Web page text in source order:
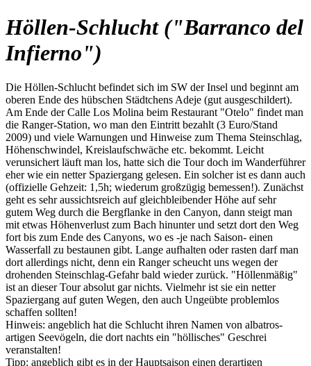
Höllen-Schlucht ("Barranco del
Infierno")
Die Höllen-Schlucht befindet sich im SW der Insel und beginnt am
oberen Ende des hübschen Städtchens Adeje (gut ausgeschildert).
Am Ende der Calle Los Molina beim Restaurant "Otelo" findet man
die Ranger-Station, wo man den Eintritt bezahlt (3 Euro/Stand
2009) und viele Warnungen und Hinweise zum Thema Steinschlag,
Höhenschwindel, Kreislaufschwäche etc. bekommt. Leicht
verunsichert läuft man los, hatte sich die Tour doch im Wanderführer
eher wie ein netter Spaziergang gelesen. Ein solcher ist es dann auch
(offizielle Gehzeit: 1,5h; wiederum großzügig bemessen!). Zunächst
geht es sehr aussichtsreich auf gleichbleibender Höhe auf sehr
gutem Weg durch die Bergflanke in den Canyon, dann steigt man
mit etwas Höhenverlust zum Bach hinunter und setzt dort den Weg
fort bis zum Ende des Canyons, wo es -je nach Saison- einen
Wasserfall zu bestaunen gibt. Lange aufhalten oder rasten darf man
dort allerdings nicht, denn ein Ranger scheucht uns wegen der
drohenden Steinschlag-Gefahr bald wieder zurück. "Höllenmäßig"
ist an dieser Tour absolut gar nichts. Vielmehr ist sie ein netter
Spaziergang auf guten Wegen, den auch Ungeübte problemlos
schaffen sollten!
Hinweis: angeblich hat die Schlucht ihren Namen von albatros-
artigen Seevögeln, die dort nachts ein "höllisches" Geschrei
veranstalten!
Tipp: angeblich gibt es in der Hauptsaison einen derartigen